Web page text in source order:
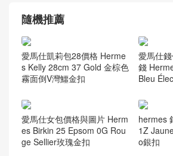
Woc Wallet
當季新品(76)
经典口盖包(224)
隨機推薦